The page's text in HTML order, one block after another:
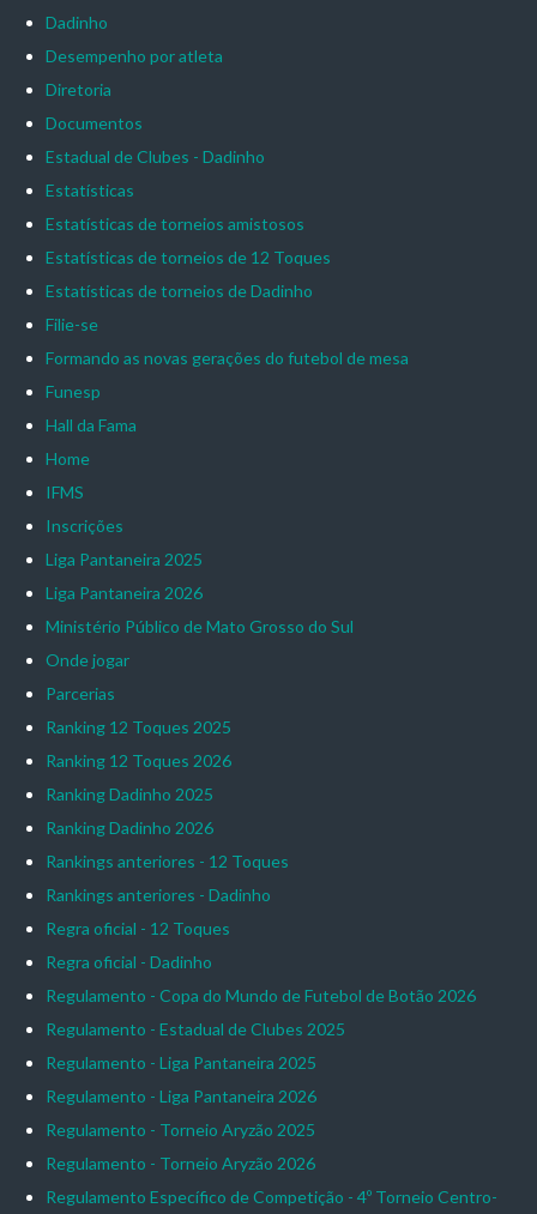
Dadinho
Desempenho por atleta
Diretoria
Documentos
Estadual de Clubes - Dadinho
Estatísticas
Estatísticas de torneios amistosos
Estatísticas de torneios de 12 Toques
Estatísticas de torneios de Dadinho
Filie-se
Formando as novas gerações do futebol de mesa
Funesp
Hall da Fama
Home
IFMS
Inscrições
Liga Pantaneira 2025
Liga Pantaneira 2026
Ministério Público de Mato Grosso do Sul
Onde jogar
Parcerias
Ranking 12 Toques 2025
Ranking 12 Toques 2026
Ranking Dadinho 2025
Ranking Dadinho 2026
Rankings anteriores - 12 Toques
Rankings anteriores - Dadinho
Regra oficial - 12 Toques
Regra oficial - Dadinho
Regulamento - Copa do Mundo de Futebol de Botão 2026
Regulamento - Estadual de Clubes 2025
Regulamento - Liga Pantaneira 2025
Regulamento - Liga Pantaneira 2026
Regulamento - Torneio Aryzão 2025
Regulamento - Torneio Aryzão 2026
Regulamento Específico de Competição - 4º Torneio Centro-